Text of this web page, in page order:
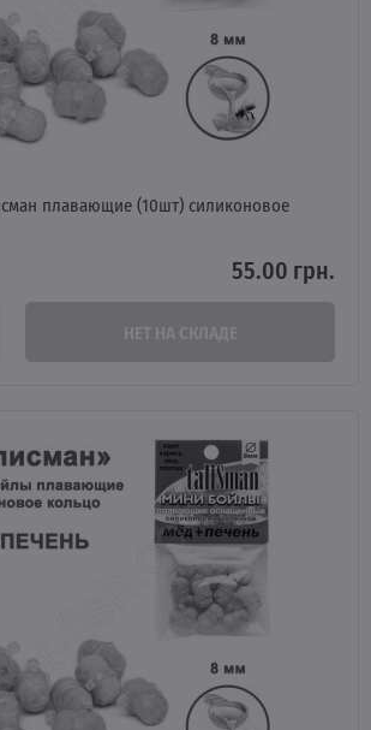
плавающие (10шт) силиконовое
55.00 грн.